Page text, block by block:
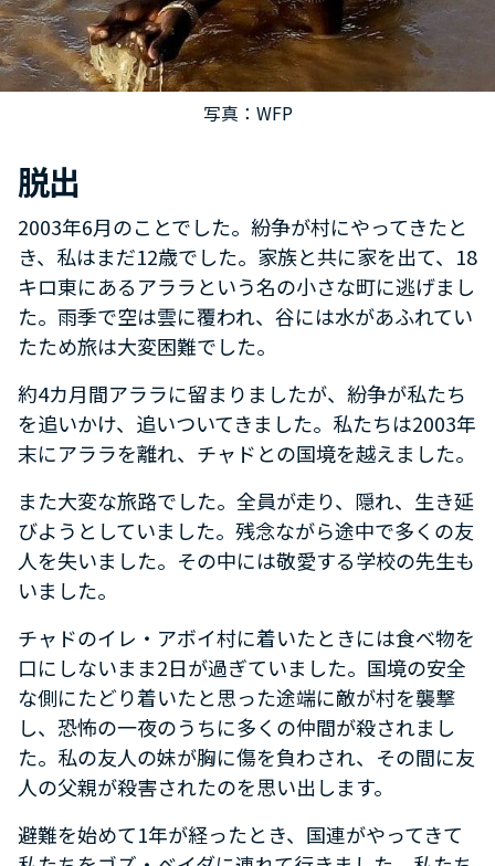
写真：WFP
脱出
2003年6月のことでした。紛争が村にやってきたと
き、私はまだ12歳でした。家族と共に家を出て、18
キロ東にあるアララという名の小さな町に逃げまし
た。雨季で空は雲に覆われ、谷には水があふれてい
たため旅は大変困難でした。
約4カ月間アララに留まりましたが、紛争が私たち
を追いかけ、追いついてきました。私たちは2003年
末にアララを離れ、チャドとの国境を越えました。
また大変な旅路でした。全員が走り、隠れ、生き延
びようとしていました。残念ながら途中で多くの友
人を失いました。その中には敬愛する学校の先生も
いました。
チャドのイレ・アボイ村に着いたときには食べ物を
口にしないまま2日が過ぎていました。国境の安全
な側にたどり着いたと思った途端に敵が村を襲撃
し、恐怖の一夜のうちに多くの仲間が殺されまし
た。私の友人の妹が胸に傷を負わされ、その間に友
人の父親が殺害されたのを思い出します。
避難を始めて1年が経ったとき、国連がやってきて